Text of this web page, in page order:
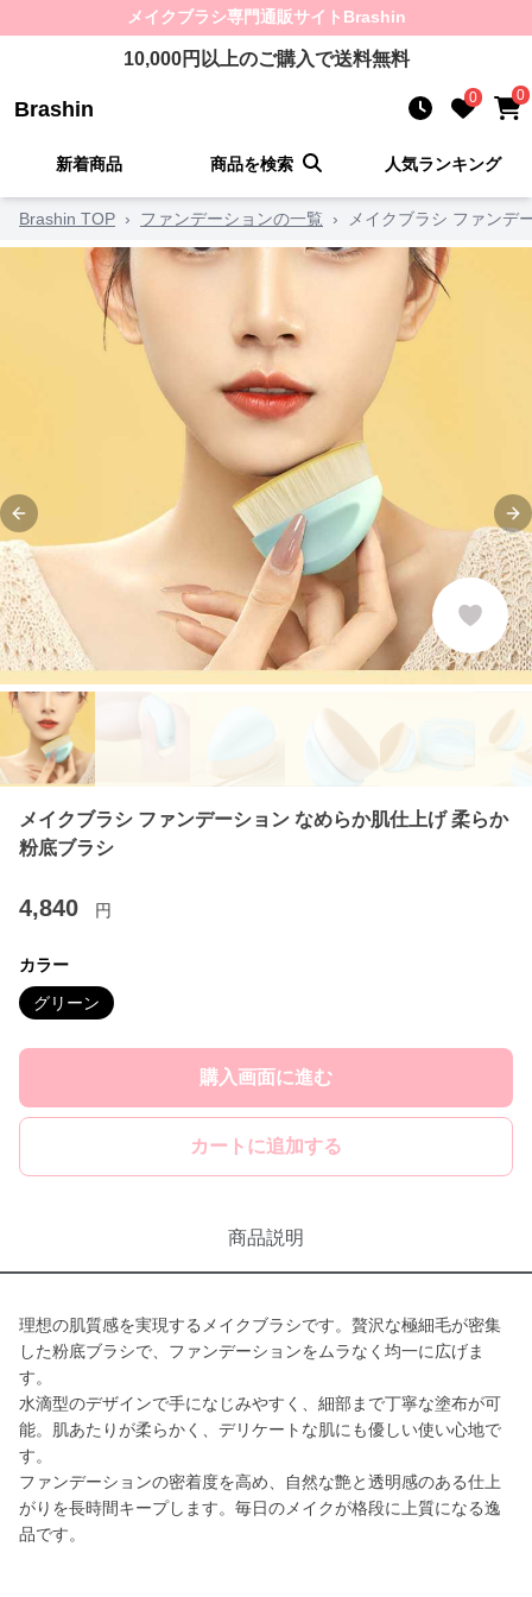
メイクブラシ専門通販サイト Brashin
10,000円以上のご購入で送料無料
Brashin 0 0
新着商品 商品を検索 人気ランキング
Brashin TOP › ファンデーションの一覧 › メイクブラシ ファンデ
Previous slide
メイクブラシ ファンデーション なめらか肌仕上げ 柔らか
粉底ブラシ
4,840 円
カラー
グリーン
購入画面に進む
カートに追加する
商品説明
理想の肌質感を実現するメイクブラシです。贅沢な極細毛が密集
した粉底ブラシで、ファンデーションをムラなく均一に広げま
す。
水滴型のデザインで手になじみやすく、細部まで丁寧な塗布が可
能。肌あたりが柔らかく、デリケートな肌にも優しい使い心地で
す。
ファンデーションの密着度を高め、自然な艶と透明感のある仕上
がりを長時間キープします。毎日のメイクが格段に上質になる逸
品です。